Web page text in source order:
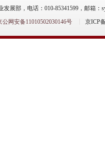
展部，电话：010-85341599，邮箱：
网安备11010502030146号
京ICP